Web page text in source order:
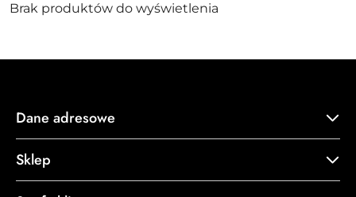
Brak produktów do wyświetlenia
Dane adresowe
Sklep